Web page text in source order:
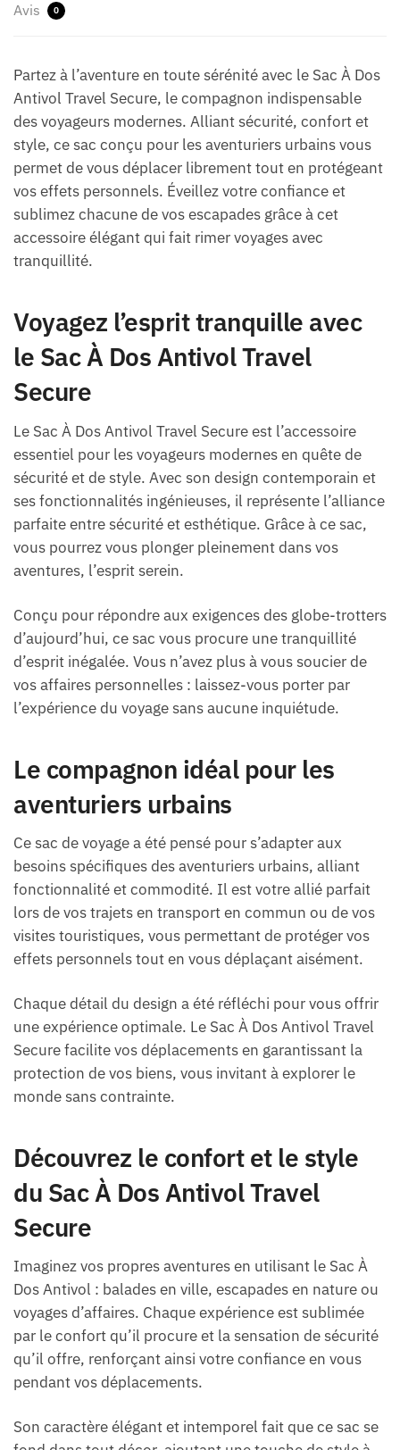
Avis 0
Partez à l’aventure en toute sérénité avec le Sac À Dos
Antivol Travel Secure, le compagnon indispensable
des voyageurs modernes. Alliant sécurité, confort et
style, ce sac conçu pour les aventuriers urbains vous
permet de vous déplacer librement tout en protégeant
vos effets personnels. Éveillez votre confiance et
sublimez chacune de vos escapades grâce à cet
accessoire élégant qui fait rimer voyages avec
tranquillité.
Voyagez l’esprit tranquille avec
le Sac À Dos Antivol Travel
Secure
Le Sac À Dos Antivol Travel Secure est l’accessoire
essentiel pour les voyageurs modernes en quête de
sécurité et de style. Avec son design contemporain et
ses fonctionnalités ingénieuses, il représente l’alliance
parfaite entre sécurité et esthétique. Grâce à ce sac,
vous pourrez vous plonger pleinement dans vos
aventures, l’esprit serein.
Conçu pour répondre aux exigences des globe-trotters
d’aujourd’hui, ce sac vous procure une tranquillité
d’esprit inégalée. Vous n’avez plus à vous soucier de
vos affaires personnelles : laissez-vous porter par
l’expérience du voyage sans aucune inquiétude.
Le compagnon idéal pour les
aventuriers urbains
Ce sac de voyage a été pensé pour s’adapter aux
besoins spécifiques des aventuriers urbains, alliant
fonctionnalité et commodité. Il est votre allié parfait
lors de vos trajets en transport en commun ou de vos
visites touristiques, vous permettant de protéger vos
effets personnels tout en vous déplaçant aisément.
Chaque détail du design a été réfléchi pour vous offrir
une expérience optimale. Le Sac À Dos Antivol Travel
Secure facilite vos déplacements en garantissant la
protection de vos biens, vous invitant à explorer le
monde sans contrainte.
Découvrez le confort et le style
du Sac À Dos Antivol Travel
Secure
Imaginez vos propres aventures en utilisant le Sac À
Dos Antivol : balades en ville, escapades en nature ou
voyages d’affaires. Chaque expérience est sublimée
par le confort qu’il procure et la sensation de sécurité
qu’il offre, renforçant ainsi votre confiance en vous
pendant vos déplacements.
Son caractère élégant et intemporel fait que ce sac se